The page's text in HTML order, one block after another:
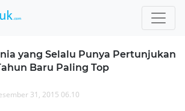
yang Selalu Punya Pertunjukan
Baru Paling Top
31, 2015 06.10